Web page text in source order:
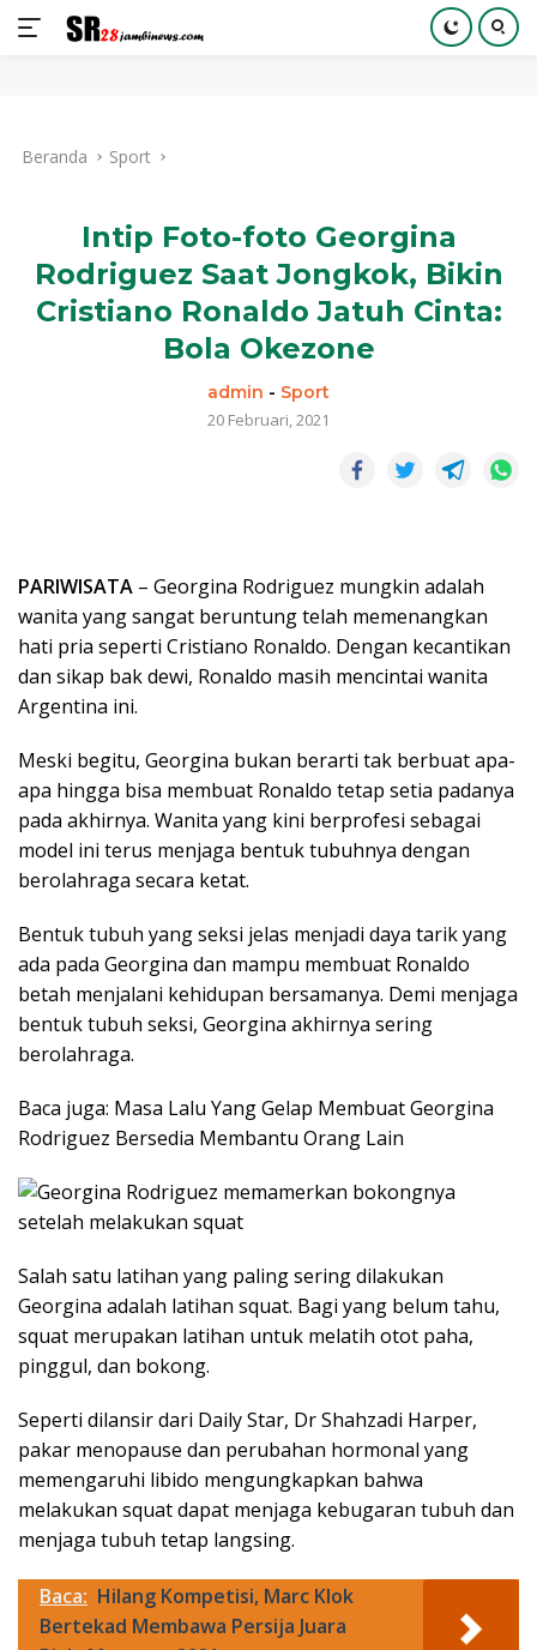
kontenBeranda Sport
Intip Foto-foto Georgina
Rodriguez Saat Jongkok, Bikin
Cristiano Ronaldo Jatuh Cinta:
Bola Okezone
admin - Sport
20 Februari, 2021
PARIWISATA – Georgina Rodriguez mungkin adalah
wanita yang sangat beruntung telah memenangkan
hati pria seperti Cristiano Ronaldo. Dengan kecantikan
dan sikap bak dewi, Ronaldo masih mencintai wanita
Argentina ini.
Meski begitu, Georgina bukan berarti tak berbuat apa-
apa hingga bisa membuat Ronaldo tetap setia padanya
pada akhirnya. Wanita yang kini berprofesi sebagai
model ini terus menjaga bentuk tubuhnya dengan
berolahraga secara ketat.
Bentuk tubuh yang seksi jelas menjadi daya tarik yang
ada pada Georgina dan mampu membuat Ronaldo
betah menjalani kehidupan bersamanya. Demi menjaga
bentuk tubuh seksi, Georgina akhirnya sering
berolahraga.
Baca juga: Masa Lalu Yang Gelap Membuat Georgina
Rodriguez Bersedia Membantu Orang Lain
Salah satu latihan yang paling sering dilakukan
Georgina adalah latihan squat. Bagi yang belum tahu,
squat merupakan latihan untuk melatih otot paha,
pinggul, dan bokong.
Seperti dilansir dari Daily Star, Dr Shahzadi Harper,
pakar menopause dan perubahan hormonal yang
memengaruhi libido mengungkapkan bahwa
melakukan squat dapat menjaga kebugaran tubuh dan
menjaga tubuh tetap langsing.
Baca: Hilang Kompetisi, Marc Klok
Bertekad Membawa Persija Juara